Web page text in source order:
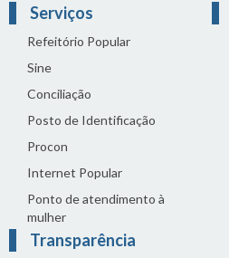
Serviços
Refeitório Popular
Sine
Conciliação
Posto de Identificação
Procon
Internet Popular
Ponto de atendimento à
mulher
Transparência